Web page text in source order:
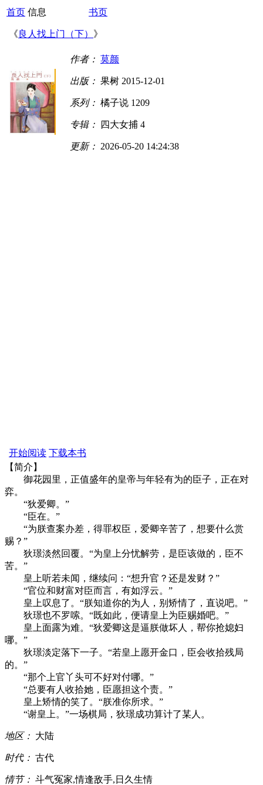
首页 信息 书页
《良人找上门（下） 》
作者： 莫颜
出版： 果树 2015-12-01
系列： 橘子说 1209
专辑： 四大女捕 4
更新： 2026-05-20 14:24:38
开始阅读 下载本书
【简介】
御花园里，正值盛年的皇帝与年轻有为的臣子，正在对
弈。
“狄爱卿。”
“臣在。”
“为朕查案办差，得罪权臣，爱卿辛苦了，想要什么赏
赐？”
狄璟淡然回覆。“为皇上分忧解劳，是臣该做的，臣不
苦。”
皇上听若未闻，继续问：“想升官？还是发财？”
“官位和财富对臣而言，有如浮云。”
皇上叹息了。“朕知道你的为人，别矫情了，直说吧。”
狄璟也不罗嗦。“既如此，便请皇上为臣赐婚吧。”
皇上面露为难。“狄爱卿这是逼朕做坏人，帮你抢媳妇
哪。”
狄璟淡定落下一子。“若皇上愿开金口，臣会收拾残局
的。”
“那个上官丫头可不好对付哪。”
“总要有人收拾她，臣愿担这个责。”
皇上矫情的笑了。“朕准你所求。”
“谢皇上。”一场棋局，狄璟成功算计了某人。
地区： 大陆
时代： 古代
情节： 斗气冤家,情逢敌手,日久生情